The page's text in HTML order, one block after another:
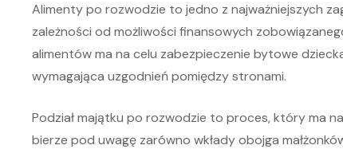
Alimenty po rozwodzie to jedno z najważniejszych
zależności od możliwości finansowych
alimentów ma na celu zabezpieczenie bytowe
wymagająca uzgodnień pomiędzy stronami.
Podział majątku po rozwodzie to proces, który ma
bierze pod uwagę zarówno wkłady obojga